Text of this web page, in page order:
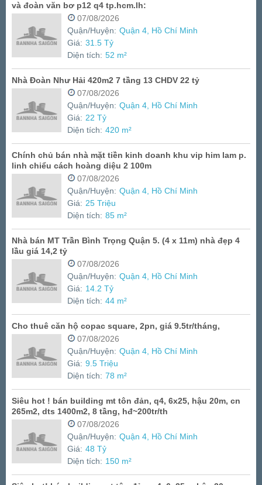
và đoàn văn bơ p12 q4 tp.hcm.lh:
07/08/2026
Quận/Huyện: Quận 4, Hồ Chí Minh
Giá: 31.5 Tỷ
Diện tích: 52 m²
Nhà Đoàn Như Hải 420m2 7 tầng 13 CHDV 22 tỷ
07/08/2026
Quận/Huyện: Quận 4, Hồ Chí Minh
Giá: 22 Tỷ
Diện tích: 420 m²
Chính chủ bán nhà mặt tiền kinh doanh khu vip him lam p.
linh chiểu cách hoàng diệu 2 100m
07/08/2026
Quận/Huyện: Quận 4, Hồ Chí Minh
Giá: 25 Triệu
Diện tích: 85 m²
Nhà bán MT Trần Bình Trọng Quận 5. (4 x 11m) nhà đẹp 4
lầu giá 14,2 tỷ
07/08/2026
Quận/Huyện: Quận 4, Hồ Chí Minh
Giá: 14.2 Tỷ
Diện tích: 44 m²
Cho thuê căn hộ copac square, 2pn, giá 9.5tr/tháng,
07/08/2026
Quận/Huyện: Quận 4, Hồ Chí Minh
Giá: 9.5 Triệu
Diện tích: 78 m²
Siêu hot ! bán building mt tôn đản, q4, 6x25, hậu 20m, cn
265m2, dts 1400m2, 8 tầng, hđ~200tr/th
07/08/2026
Quận/Huyện: Quận 4, Hồ Chí Minh
Giá: 48 Tỷ
Diện tích: 150 m²